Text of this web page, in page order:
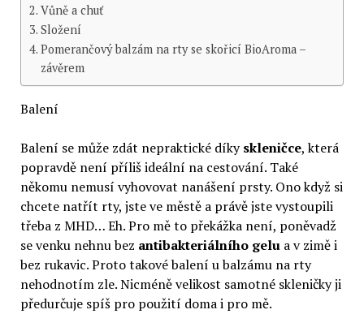
Vůně a chuť
Složení
Pomerančový balzám na rty se skořicí BioAroma –
závěrem
Balení
Balení se může zdát nepraktické díkyskleničce, která
popravdě není příliš ideální na cestování. Také
někomu nemusí vyhovovat nanášení prsty. Ono když si
chcete natřít rty, jste ve městě a právě jste vystoupili
třeba z MHD… Eh. Pro mě to překážka není, poněvadž
se venku nehnu bez antibakteriálního gelua v zimě i
bez rukavic. Proto takové balení u balzámu na rty
nehodnotím zle. Nicméně velikost samotné skleničky ji
předurčuje spíš pro použití doma i pro mě.